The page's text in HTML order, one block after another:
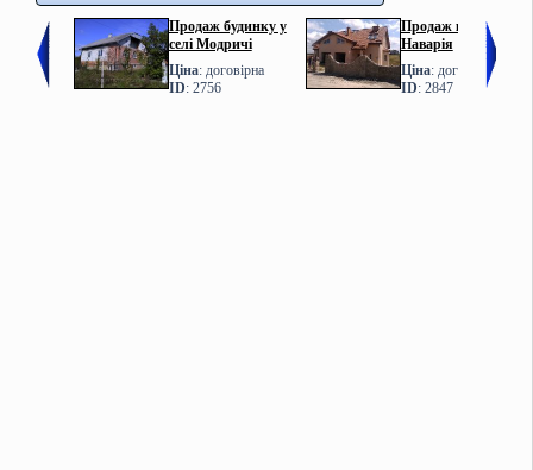
Продаж будинку у
селі Модричі
Ціна: договірна
ID: 2756
Продаж котеджу у с.
Наварія
Ціна: договірна
ID: 2847